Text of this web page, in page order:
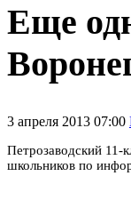
Еще
3 апреля 2013 07:00
Петрозаводский 11-
школьников по